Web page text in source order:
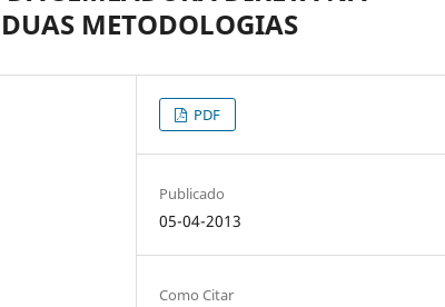
METODOLOGIAS
PDF
Publicado
05-04-2013
Como Citar